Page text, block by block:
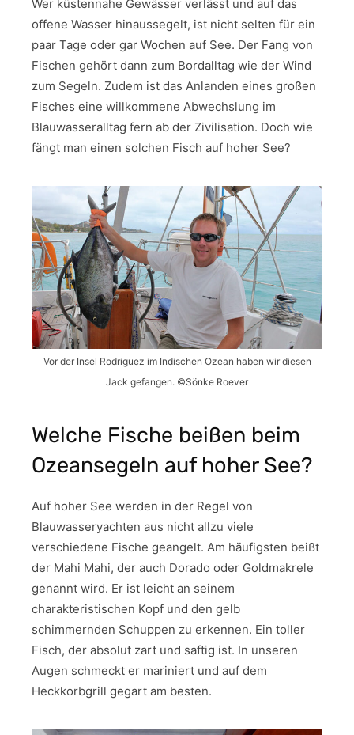
Wer küstennahe Gewässer verlässt und auf das
offene Wasser hinaussegelt, ist nicht selten für ein
paar Tage oder gar Wochen auf See. Der Fang von
Fischen gehört dann zum Bordalltag wie der Wind
zum Segeln. Zudem ist das Anlanden eines großen
Fisches eine willkommene Abwechslung im
Blauwasseralltag fern ab der Zivilisation. Doch wie
fängt man einen solchen Fisch auf hoher See?
Vor der Insel Rodriguez im Indischen Ozean haben wir diesen
Jack gefangen. ©Sönke Roever
Welche Fische beißen beim
Ozeansegeln auf hoher See?
Auf hoher See werden in der Regel von
Blauwasseryachten aus nicht allzu viele
verschiedene Fische geangelt. Am häufigsten beißt
der Mahi Mahi, der auch Dorado oder Goldmakrele
genannt wird. Er ist leicht an seinem
charakteristischen Kopf und den gelb
schimmernden Schuppen zu erkennen. Ein toller
Fisch, der absolut zart und saftig ist. In unseren
Augen schmeckt er mariniert und auf dem
Heckkorbgrill gegart am besten.